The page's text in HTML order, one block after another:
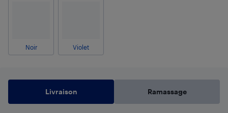
Noir Violet
Livraison Ramassage